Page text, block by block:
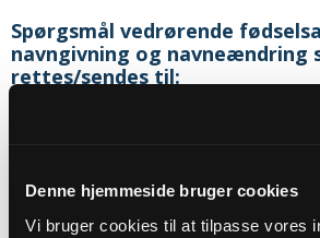
Denne hjemmeside bruger cookies
Vi bruger cookies til at tilpasse vores
Spørgsmål vedrørende
navngivning og navneændring
rettes/sendes til:
Sikker henvendelse